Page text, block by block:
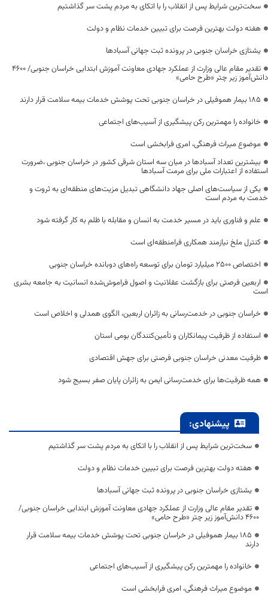
سخت‌ترین شرایط پس از انقلاب را با اتکای به مردم پشت سر گذاشتیم
هفته دولت بهترین فرصت برای تبیین خدمات نظام و دولت
یشتازی خراسان جنوبی در پرونده ثبت جهانی آسبادها
تقدیر مقام عالی وزارت از عملکرد جهادی معاونت آموزش ابتدایی خراسان جنوبی/ ۴۶۰۰
دانش‌آموز زیر چتر «طرح حامی»
۱۸۵ بیمار هموفیلی در خراسان جنوبی تحت پوشش خدمات بیمه سلامت قرار دارند
خانواده را مهمترین رکن پیشگیری از آسیب‌های اجتماعی
موضوع میراث فرهنگی، امری فرابخشی است
بیشترین تعداد آسبادها در میان سه استان شرقی کشور در خراسان جنوبی ،ضرورت
استفاده از اعتبارات ملی برای مرمت آسبادها
یکی از سیاست‌های اصلی جهاد دانشگاهی تبدیل مزیت‌های منطقه‌ای به ثروت و
خدمت به مردم است
علم و فناوری باید در مسیر خدمت به انسان و مقابله با ظلم به کار گرفته شود
کنترل ملخ نیازمند همکاری فرامنطقه‌ای است
اختصاص 2500 میلیارد تومان برای توسعه راه‌های دوبانده خراسان جنوبی
اربعین فرصتی برای بازگشت عقلانیت و اصول فراموش‌شده انسانیت به جامعه بشری
است
خراسان جنوبی در خدمت‌رسانی به زائران اربعین، الگوی همدلی و اخلاص است
استفاده از ظرفیت پیمانکاران و تأمین‌کنندگان بومی استان
ظرفیت معدنی خراسان جنوبی فرصتی برای جهش اقتصادی
همه ظرفیت‌ها برای خدمت‌رسانی ایمن به زائران پایان صفر بسیج شود
پیشنهادی:
سخت‌ترین شرایط پس از انقلاب را با اتکای به مردم پشت سر گذاشتیم
هفته دولت بهترین فرصت برای تبیین خدمات نظام و دولت
یشتازی خراسان جنوبی در پرونده ثبت جهانی آسبادها
تقدیر مقام عالی وزارت از عملکرد جهادی معاونت آموزش ابتدایی خراسان جنوبی/
۴۶۰۰ دانش‌آموز زیر چتر «طرح حامی»
۱۸۵ بیمار هموفیلی در خراسان جنوبی تحت پوشش خدمات بیمه سلامت قرار
دارند
خانواده را مهمترین رکن پیشگیری از آسیب‌های اجتماعی
موضوع میراث فرهنگی، امری فرابخشی است